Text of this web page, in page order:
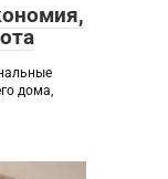
дома,